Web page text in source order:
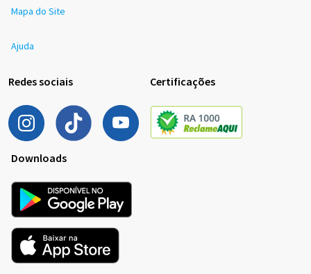
Mapa do Site
Ajuda
Redes sociais Certificações
Downloads